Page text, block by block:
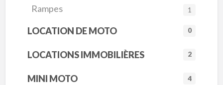
Rampes 1
LOCATION DE MOTO 0
LOCATIONS IMMOBILIÈRES 2
MINI MOTO 4